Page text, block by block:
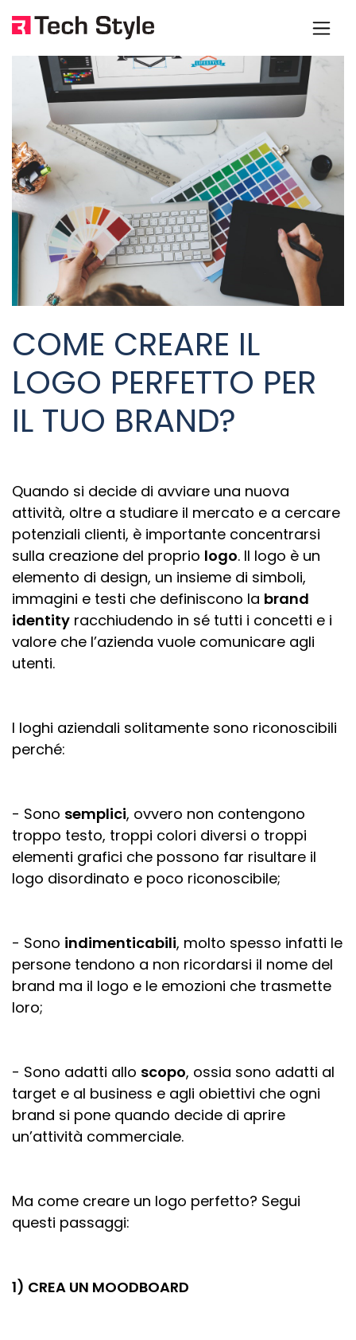
COME CREARE IL
LOGO PERFETTO PER
IL TUO BRAND?
Quando si decide di avviare una nuova
attività, oltre a studiare il mercato e a cercare
potenziali clienti, è importante concentrarsi
sulla creazione del proprio logo. Il logo è un
elemento di design, un insieme di simboli,
immagini e testi che definiscono la brand
identity racchiudendo in sé tutti i concetti e i
valore che l’azienda vuole comunicare agli
utenti.
I loghi aziendali solitamente sono riconoscibili
perché:
- Sono semplici, ovvero non contengono
troppo testo, troppi colori diversi o troppi
elementi grafici che possono far risultare il
logo disordinato e poco riconoscibile;
- Sono indimenticabili, molto spesso infatti le
persone tendono a non ricordarsi il nome del
brand ma il logo e le emozioni che trasmette
loro;
- Sono adatti allo scopo, ossia sono adatti al
target e al business e agli obiettivi che ogni
brand si pone quando decide di aprire
un’attività commerciale.
Ma come creare un logo perfetto? Segui
questi passaggi:
1) CREA UN MOODBOARD